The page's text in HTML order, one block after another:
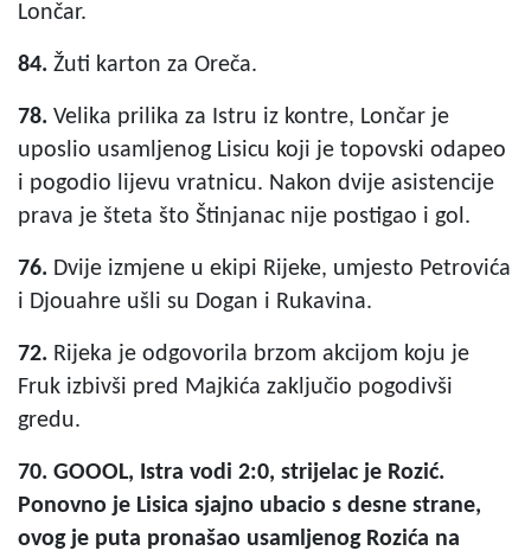
Lončar.
84. Žuti karton za Oreča.
78. Velika prilika za Istru iz kontre, Lončar je
uposlio usamljenog Lisicu koji je topovski odapeo
i pogodio lijevu vratnicu. Nakon dvije asistencije
prava je šteta što Štinjanac nije postigao i gol.
76. Dvije izmjene u ekipi Rijeke, umjesto Petrovića
i Djouahre ušli su Dogan i Rukavina.
72. Rijeka je odgovorila brzom akcijom koju je
Fruk izbivši pred Majkića zaključio pogodivši
gredu.
70. GOOOL, Istra vodi 2:0, strijelac je Rozić.
Ponovno je Lisica sjajno ubacio s desne strane,
ovog je puta pronašao usamljenog Rozića na